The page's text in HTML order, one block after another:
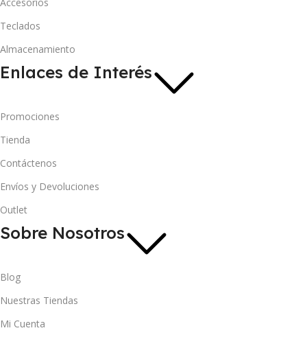
Teclados
Almacenamiento
Enlaces de Interés
Promociones
Tienda
Contáctenos
Envíos y Devoluciones
Outlet
Sobre Nosotros
Blog
Nuestras Tiendas
Mi Cuenta